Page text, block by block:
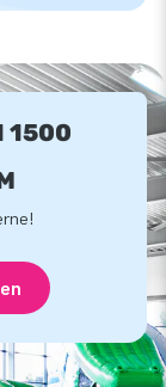
1500